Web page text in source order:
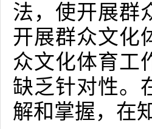
法，使开展群
开展群众文化
众文化体育工
缺乏针对性。
解和掌握，在